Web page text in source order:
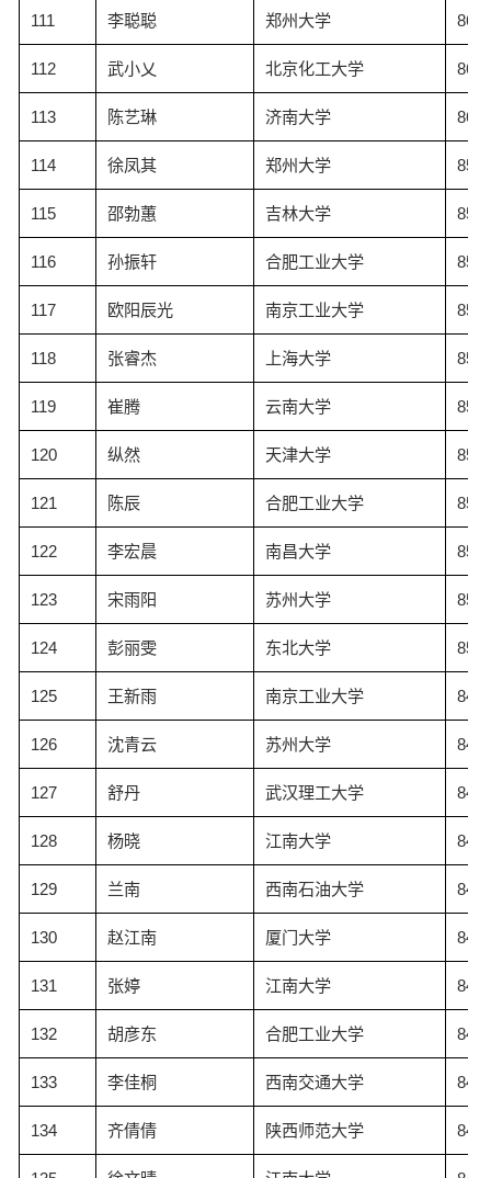
111 李聪聪 郑州大学
112 武小乂 北京化工大学
113 陈艺琳 济南大学
114 徐凤其 郑州大学
115 邵勃蕙 吉林大学
116 孙振轩 合肥工业大学
117 欧阳辰光 南京工业大学
118 张睿杰 上海大学
119 崔腾 云南大学
120 纵然 天津大学
121 陈辰 合肥工业大学
122 李宏晨 南昌大学
123 宋雨阳 苏州大学
124 彭丽雯 东北大学
125 王新雨 南京工业大学
126 沈青云 苏州大学
127 舒丹 武汉理工大学
128 杨晓 江南大学
129 兰南 西南石油大学
130 赵江南 厦门大学
131 张婷 江南大学
132 胡彦东 合肥工业大学
133 李佳桐 西南交通大学
134 齐倩倩 陕西师范大学